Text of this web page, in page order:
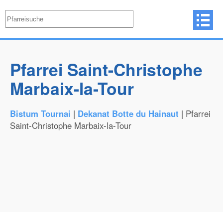
Pfarrei Saint-Christophe
Marbaix-la-Tour
Bistum Tournai | Dekanat Botte du Hainaut | Pfarrei
Saint-Christophe Marbaix-la-Tour